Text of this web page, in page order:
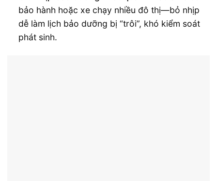
bảo hành hoặc xe chạy nhiều đô thị—bỏ nhịp
dễ làm lịch bảo dưỡng bị “trôi”, khó kiểm soát
phát sinh.